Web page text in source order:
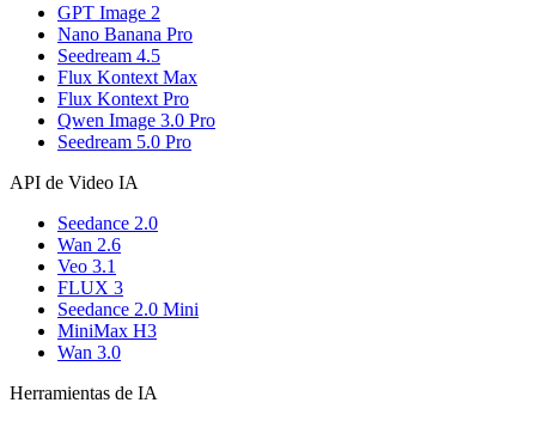
GPT Image 2
Nano Banana Pro
Seedream 4.5
Flux Kontext Max
Flux Kontext Pro
Qwen Image 3.0 Pro
Seedream 5.0 Pro
API de Video IA
Seedance 2.0
Wan 2.6
Veo 3.1
FLUX 3
Seedance 2.0 Mini
MiniMax H3
Wan 3.0
Herramientas de IA